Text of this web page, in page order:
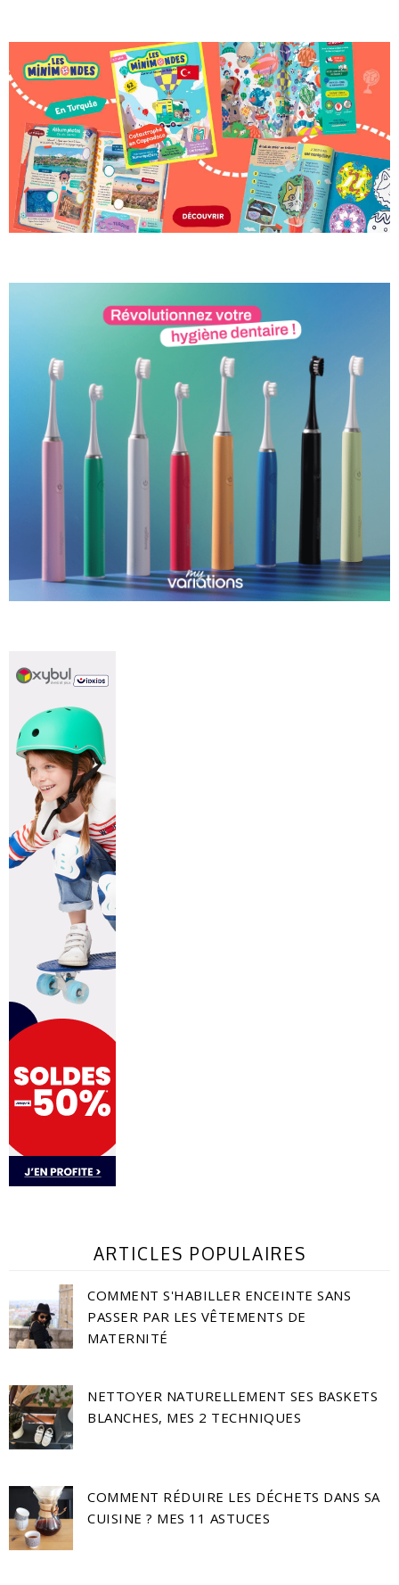
ARTICLES POPULAIRES
COMMENT S'HABILLER ENCEINTE SANS
PASSER PAR LES VÊTEMENTS DE
MATERNITÉ
NETTOYER NATURELLEMENT SES BASKETS
BLANCHES, MES 2 TECHNIQUES
COMMENT RÉDUIRE LES DÉCHETS DANS SA
CUISINE ? MES 11 ASTUCES